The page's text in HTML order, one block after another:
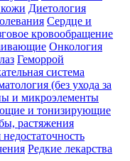
Диетология
Сердце и
кровообращение
Онкология
Геморрой
система
(без ухода за
и микроэлементы
и тонизирующие
растяжения
Редкие лекарства